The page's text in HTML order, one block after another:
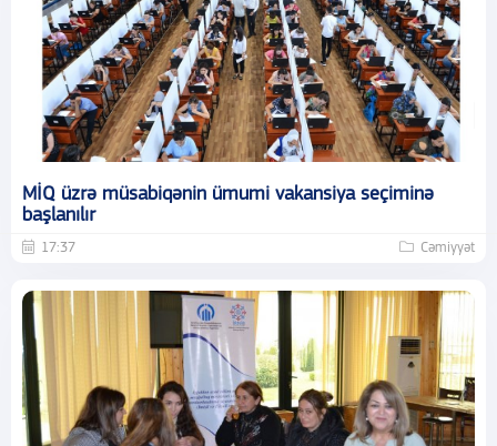
MİQ üzrə müsabiqənin ümumi vakansiya seçiminə
başlanılır
17:37 Cəmiyyət